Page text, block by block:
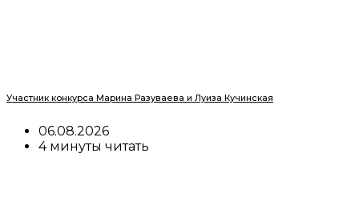
Участник конкурса Марина Разуваева и Луиза Кучинская
06.08.2026
4 минуты читать